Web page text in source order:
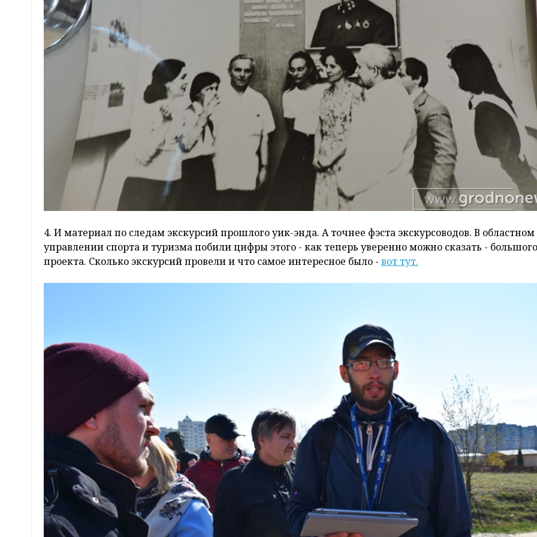
4. И материал по следам экскурсий прошлого уик-энда. А точнее фэста экскурсоводов. В областном
управлении спорта и туризма побили цифры этого - как теперь уверенно можно сказать - большого
проекта. Сколько экскурсий провели и что самое интересное было - вот тут.